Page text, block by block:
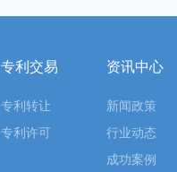
专利交易
专利转让
专利许可
资讯中心
新闻政策
行业动态
成功案例